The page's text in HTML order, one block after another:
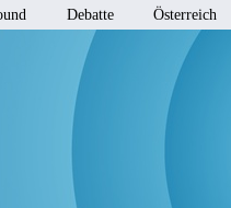
Debatte Österreich